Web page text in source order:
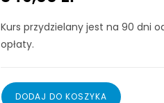
Kurs przydzielany jest na 90 dni
opłaty.
DODAJ DO KOSZYKA